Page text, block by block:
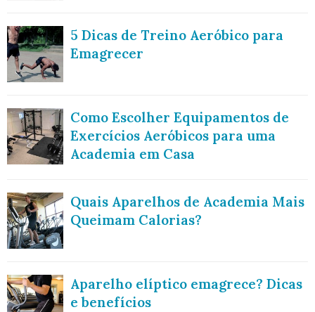
5 Dicas de Treino Aeróbico para
Emagrecer
Como Escolher Equipamentos de
Exercícios Aeróbicos para uma
Academia em Casa
Quais Aparelhos de Academia Mais
Queimam Calorias?
Aparelho elíptico emagrece? Dicas
e benefícios